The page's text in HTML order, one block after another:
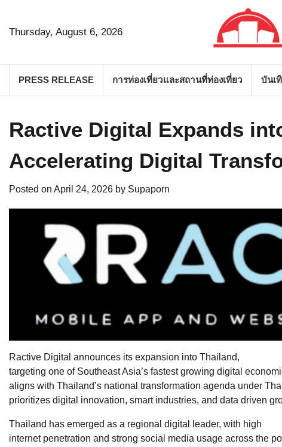
content
Thursday, August 6, 2026
PRESS RELEASE การท่องเที่ยวและสถานที่ท่องเที่ยว บันเ
Ractive Digital Expands
Accelerating Digital
Posted on April 24, 2026 by Supaporn
Ractive Digital announces its expansion into Thailand,
targeting one of Southeast Asia’s fastest growing digital
aligns with Thailand’s national transformation agenda under
prioritizes digital innovation, smart industries, and data driven
Thailand has emerged as a regional digital leader, with high
internet penetration and strong social media usage across the